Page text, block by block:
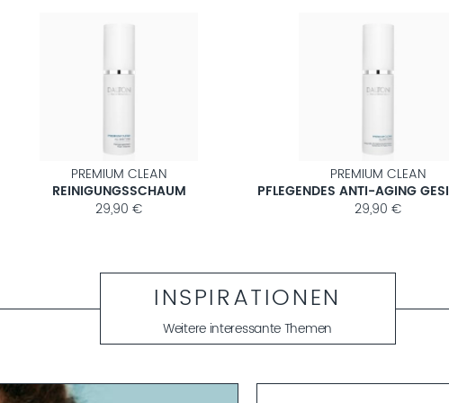
UNIVERSAL FACE CARE
HALS & DEKOLLETÉ CREME
HIGH CONCENTRATE
TRIPLE HYALURON BOOSTER
INSPIRATIONEN
Weitere interessante Themen